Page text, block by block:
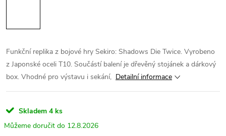
Funkční replika z bojové hry Sekiro: Shadows Die Twice. Vyrobeno
z Japonské oceli T10. Součástí balení je dřevěný stojánek a dárkový
box. Vhodné pro výstavu i sekání, Detailní informace
Skladem 4 ks
12.8.2026